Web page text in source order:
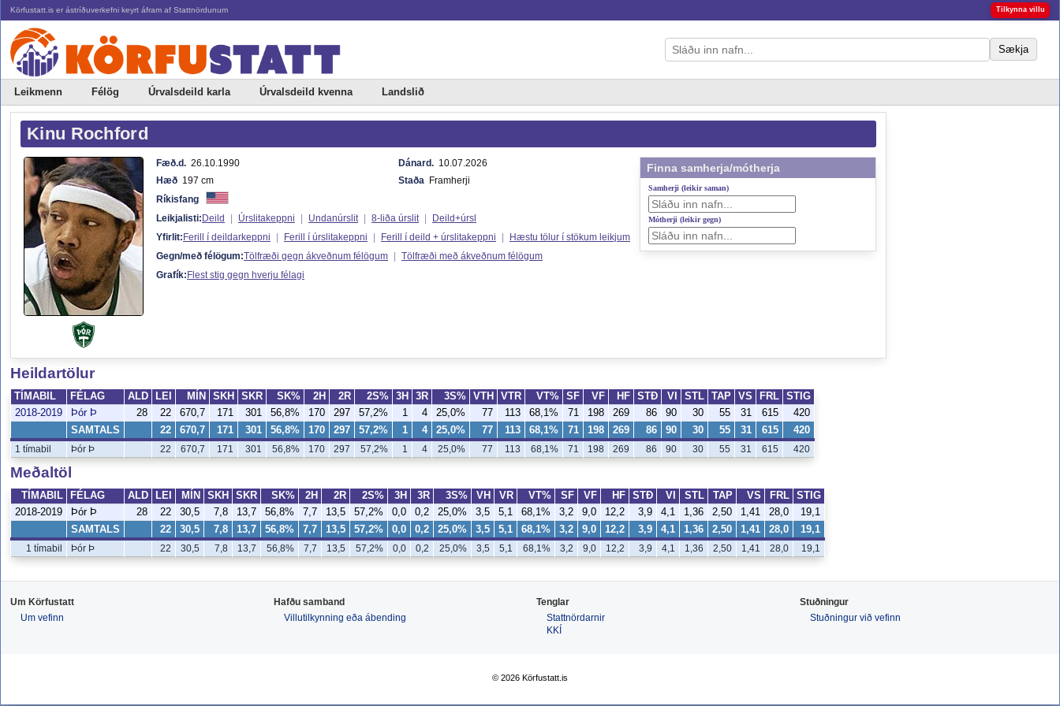
Körfustatt.is er ástríðuverkefni keyrt áfram af Stattnördunum Tilkynna villu
Sækja
Leikmenn Félög Úrvalsdeild karla Úrvalsdeild kvenna Landslið
Kinu Rochford
Fæð.d. 26.10.1990 Dánard. 10.07.2026
Hæð 197 cm Staða Framherji
Ríkisfang
Leikjalisti:Deild | Úrslitakeppni | Undanúrslit | 8-liða úrslit |
Deild+úrsl
Yfirlit:Ferill í deildarkeppni | Ferill í úrslitakeppni | Ferill í deild + úrslitakeppni |
Hæstu tölur í stökum leikjum
Gegn/með félögum:Tölfræði gegn ákveðnum félögum | Tölfræði með ákveðnum félögum
Grafík:Flest stig gegn hverju félagi
Finna samherja/mótherja
Samherji (leikir saman)
Mótherji (leikir gegn)
Heildartölur
TÍMABIL FÉLAG ALD LEI MÍN SKH SKR SK% 2H 2R 2S% 3H 3R 3S% VTH VTR VT% SF VF HF STÐ VI STL TAP VS FRL
STIG
2018-2019
Þór Þ 28 22 670,7 171 301 56,8% 170 297 57,2% 1 4 25,0% 77 113 68,1% 71 198 269 86 90 30 55 31 615 420
SAMTALS 22 670,7 171 301 56,8% 170 297 57,2% 1 4 25,0% 77 113 68,1% 71 198 269 86 90 30 55 31 615 420
1 tímabil Þór Þ 22 670,7 171 301 56,8% 170 297 57,2% 1 4 25,0% 77 113 68,1% 71 198 269 86 90 30 55 31 615 420
Meðaltöl
TÍMABIL FÉLAG ALD LEI MÍN SKH SKR SK% 2H 2R 2S% 3H 3R 3S% VH VR VT% SF VF HF STÐ VI STL TAP VS FRL
STIG
2018-2019
Þór Þ 28 22 30,5 7,8 13,7 56,8% 7,7 13,5 57,2% 0,0 0,2 25,0% 3,5 5,1 68,1% 3,2 9,0 12,2 3,9 4,1 1,36 2,50 1,41 28,0 19,1
SAMTALS 22 30,5 7,8 13,7 56,8% 7,7 13,5 57,2% 0,0 0,2 25,0% 3,5 5,1 68,1% 3,2 9,0 12,2 3,9 4,1 1,36 2,50 1,41 28,0 19,1
1 tímabil Þór Þ 22 30,5 7,8 13,7 56,8% 7,7 13,5 57,2% 0,0 0,2 25,0% 3,5 5,1 68,1% 3,2 9,0 12,2 3,9 4,1 1,36 2,50 1,41 28,0 19,1
Um Körfustatt
Um vefinn
Hafðu samband
Villutilkynning eða ábending
Tenglar
Stattnördarnir
KKÍ
Stuðningur
Stuðningur við vefinn
© 2026 Körfustatt.is